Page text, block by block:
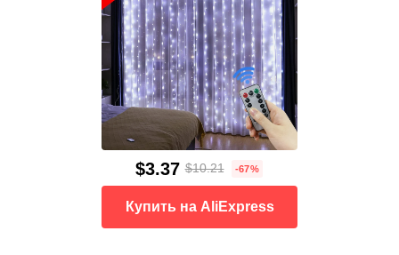
$3.37 $10.21 -67%
Купить на AliExpress